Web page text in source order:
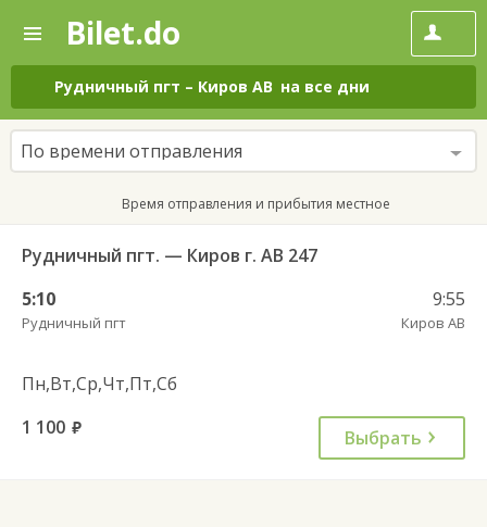
—
Поиск
и
покупка
билетов
на
автобус
онлайн
Bilet.do
Рудничный пгт – Киров АВ на все дни
По времени отправления
Время отправления и прибытия местное
Рудничный пгт. — Киров г. АВ 247
5:10
Рудничный пгт
9:55
Киров АВ
Пн,Вт,Ср,Чт,Пт,Сб
1 100 руб. Выбрать